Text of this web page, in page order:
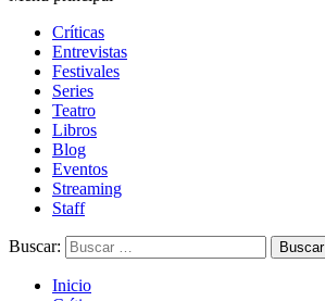
Críticas
Entrevistas
Festivales
Series
Teatro
Libros
Blog
Eventos
Streaming
Staff
Buscar:
Inicio